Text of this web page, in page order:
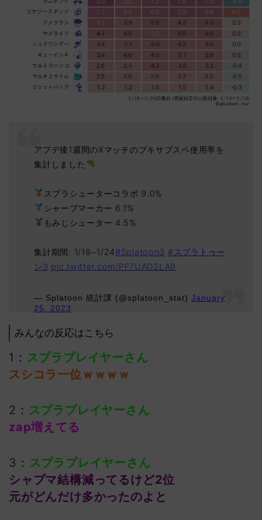
アプデ後1週間のXマッチのブキサブスペ使用率を
集計しました
スプラシューターコラボ 9.0%
シャープマーカー 6.1%
もみじシューター 4.5%
集計期間: 1/18~1/24#Splatoon3 #スプラトゥー
ン3 pic.twitter.com/PF7UAD2LA9
— Splatoon 統計課 (@splatoon_stat)January
25, 2023
みんなの反応はこちら
1： スプラプレイヤーさん
スシコラ一位ｗｗｗｗ
2： スプラプレイヤーさん
zap増えてる
3： スプラプレイヤーさん
シャプマ結構減ってるけど2位
元がどんだけ多かったのよと